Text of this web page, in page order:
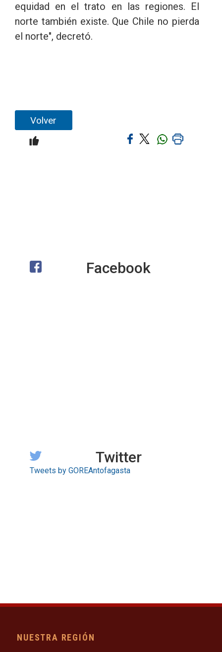
equidad en el trato en las regiones. El
norte también existe. Que Chile no pierda
el norte", decretó.
Volver
Facebook
Twitter
Tweets by GOREAntofagasta
NUESTRA REGIÓN